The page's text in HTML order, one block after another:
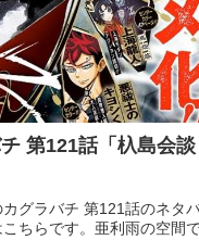
第121話「杁島会談
グラバチ 第121話のネタ
ちらです。亜利雨の空間